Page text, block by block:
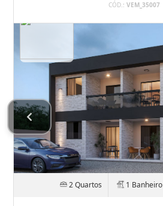
CÓD.: VEM_35007
2 Quartos 1 Banheiro